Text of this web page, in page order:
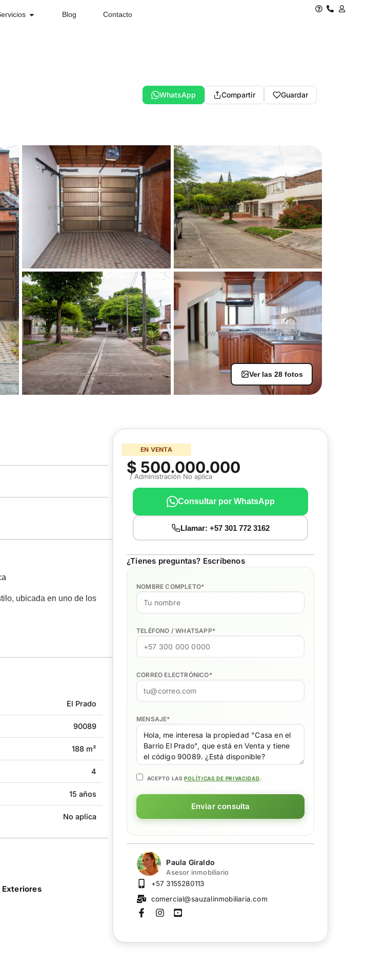
Blog Contacto
WhatsApp Compartir Guardar
Ver las 28 fotos
ubicada en uno de los
patio de matas
familia.
El Prado
90089
188 m²
4
15 años
No aplica
Exteriores
EN VENTA
$ 500.000.000
/ Administración No aplica
Consultar por WhatsApp
Llamar: +57 301 772 3162
¿Tienes preguntas? Escríbenos
NOMBRE COMPLETO*
TELÉFONO / WHATSAPP*
CORREO ELECTRÓNICO*
MENSAJE*
ACEPTO LASPOLÍTICAS DE PRIVACIDAD.
Enviar consulta
Paula Giraldo
Asesor inmobiliario
+57 3155280113
comercial@sauzalinmobiliaria.com